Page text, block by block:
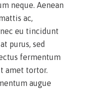
neque. Aenean
ac,
eu tincidunt
purus, sed
fermentum
amet tortor.
augue